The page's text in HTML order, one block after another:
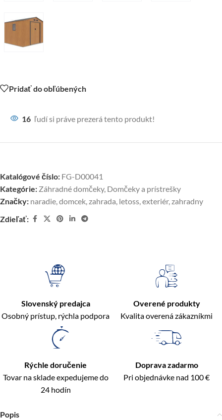
Pridať do obľúbených
16 ľudí si práve prezerá tento produkt!
Katalógové číslo: FG-D00041
Kategórie: Záhradné domčeky, Domčeky a prístrešky
Značky: naradie,domcek,zahrada, letoss,exteriér,zahradny
Zdieľať:
Slovenský predajca
Osobný prístup, rýchla podpora
Overené produkty
Kvalita overená zákazníkmi
Rýchle doručenie
Tovar na sklade expedujeme do
24 hodín
Doprava zadarmo
Pri objednávke nad 100 €
Popis